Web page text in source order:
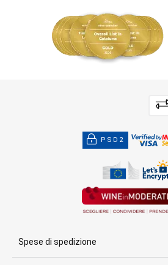
PSD2
Spese di spedizione